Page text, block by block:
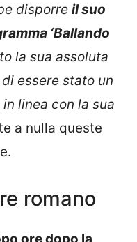
disporre il suo
‘Ballando
la sua assoluta
essere stato un
linea con la sua
a nulla queste
romano